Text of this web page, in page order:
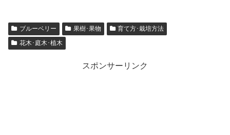
ブルーベリー 果樹･果物
育て方･栽培方法
花木･庭木･植木
スポンサーリンク